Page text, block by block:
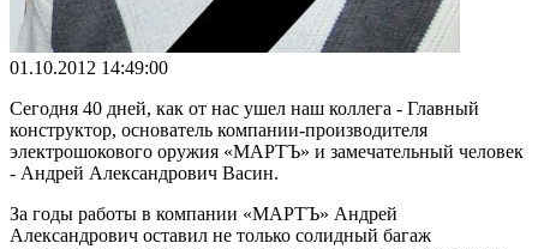
01.10.2012 14:49:00
Сегодня 40 дней, как от нас ушел наш коллега - Главный
конструктор, основатель компании-производителя
электрошокового оружия «МАРТЪ» и замечательный человек
- Андрей Александрович Васин.
За годы работы в компании «МАРТЪ» Андрей
Александрович оставил не только солидный багаж